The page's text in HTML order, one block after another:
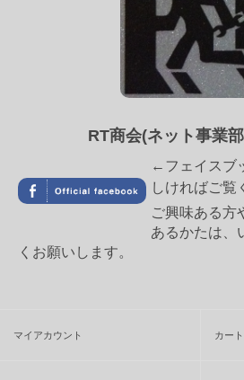
RT商会(ネット事業部
←フェイスブ
しければご覧
ご興味ある方
あるかたは、
くお願いします。
マイアカウント カー